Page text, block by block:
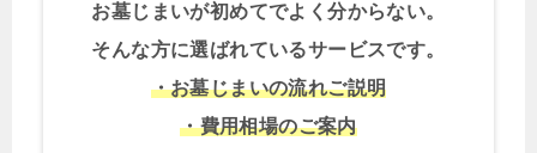
お墓じまいが初めてでよく分からない。
そんな方に選ばれているサービスです。
・お墓じまいの流れご説明
・費用相場のご案内